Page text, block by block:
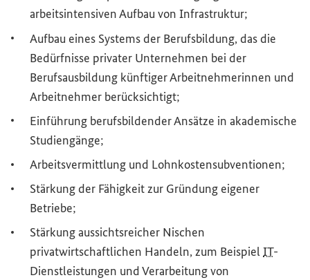
arbeitsintensiven Aufbau von Infrastruktur;
Aufbau eines Systems der Berufsbildung, das die
Bedürfnisse privater Unternehmen bei der
Berufsausbildung künftiger Arbeitnehmerinnen und
Arbeitnehmer berücksichtigt;
Einführung berufsbildender Ansätze in akademische
Studiengänge;
Arbeitsvermittlung und Lohnkostensubventionen;
Stärkung der Fähigkeit zur Gründung eigener
Betriebe;
Stärkung aussichtsreicher Nischen
privatwirtschaftlichen Handeln, zum BeispielIT-
Dienstleistungen und Verarbeitung von